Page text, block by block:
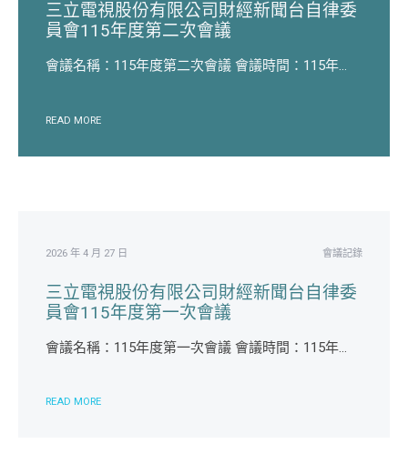
三立電視股份有限公司財經新聞台自律委
員會115年度第二次會議
會議名稱：115年度第二次會議 會議時間：115年...
READ MORE
2026 年 4 月 27 日 會議記錄
三立電視股份有限公司財經新聞台自律委
員會115年度第一次會議
會議名稱：115年度第一次會議 會議時間：115年...
READ MORE